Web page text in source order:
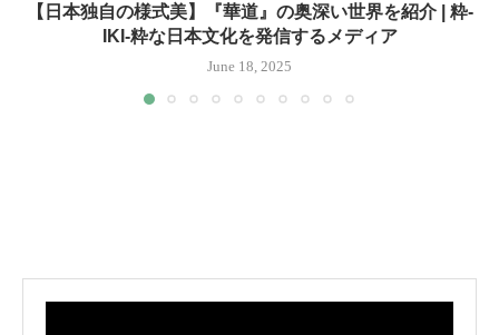
【日本独自の様式美】『華道』の奥深い世界を紹介 | 粋-
IKI-粋な日本文化を発信するメディア
June 18, 2025